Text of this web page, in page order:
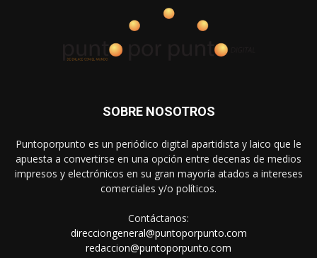
SOBRE NOSOTROS
Puntoporpunto es un periódico digital apartidista y laico que le
apuesta a convertirse en una opción entre decenas de medios
impresos y electrónicos en su gran mayoría atados a intereses
comerciales y/o políticos.
Contáctanos:
direcciongeneral@puntoporpunto.com
redaccion@puntoporpunto.com